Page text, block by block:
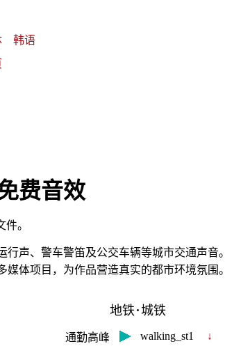
韩语
费音效
。
声、警车警笛及公交车辆等城市交通声音。
体项目，为作品营造真实的都市环境氛围。
地铁･城铁
通勤高峰 walking_st1 ↓